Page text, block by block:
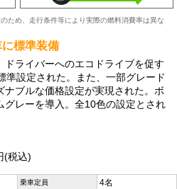
ため、走行条件等により実際の燃料消費率は異な
標準装備
ライバーへのエコドライブを促す
準設定された。また、一部グレード
ブルな価格設定が実現された。ボ
グレーを導入。全10色の設定とされ
(税込)
乗車定員 4名